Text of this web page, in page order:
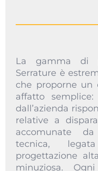
La gamma di
Serrature è
che proporne un
affatto
dall’azienda
relative a
accomunate da
tecnica,
progettazione
minuziosa.